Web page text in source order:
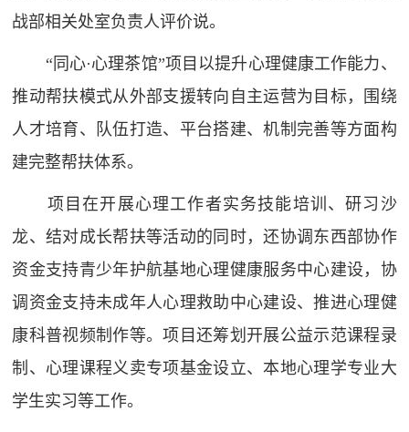
战部相关处室负责人评价说。
“同心·心理茶馆”项目以提升心理健康工作能力、
推动帮扶模式从外部支援转向自主运营为目标，围绕
人才培育、队伍打造、平台搭建、机制完善等方面构
建完整帮扶体系。
项目在开展心理工作者实务技能培训、研习沙
龙、结对成长帮扶等活动的同时，还协调东西部协作
资金支持青少年护航基地心理健康服务中心建设，协
调资金支持未成年人心理救助中心建设、推进心理健
康科普视频制作等。项目还筹划开展公益示范课程录
制、心理课程义卖专项基金设立、本地心理学专业大
学生实习等工作。